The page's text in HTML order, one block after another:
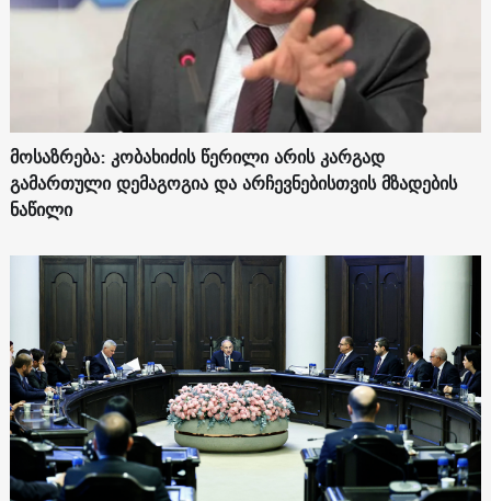
მოსაზრება: კობახიძის წერილი არის კარგად
გამართული დემაგოგია და არჩევნებისთვის მზადების
ნაწილი